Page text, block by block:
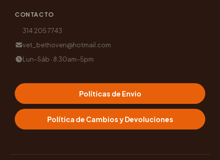
CONTACTO
314 205 7743
vet_bethoven@hotmail.com
Lun–Sáb · 8:30am–5pm
Políticas de Envio
Política de Cambios y Devoluciones